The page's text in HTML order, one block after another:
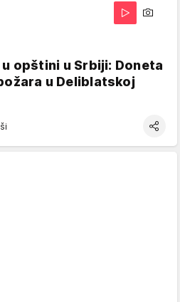
opštini u Srbiji: Doneta
u Deliblatskoj